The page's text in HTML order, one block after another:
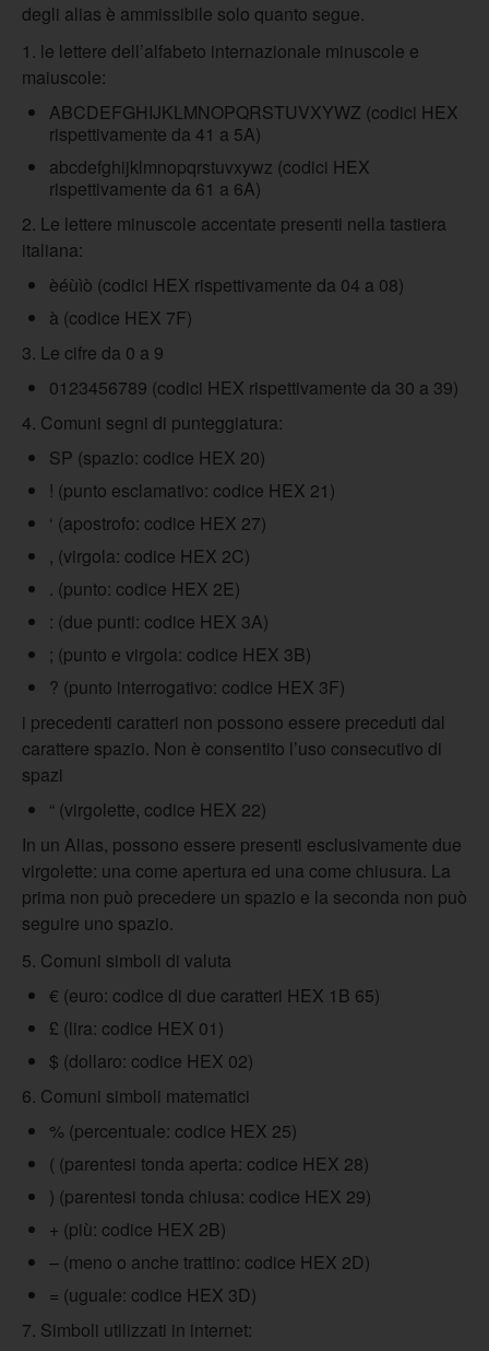
degli alias è ammissibile solo quanto segue.
1. le lettere dell’alfabeto internazionale minuscole e
maiuscole:
ABCDEFGHIJKLMNOPQRSTUVXYWZ (codici HEX
rispettivamente da 41 a 5A)
abcdefghijklmnopqrstuvxywz (codici HEX
rispettivamente da 61 a 6A)
2. Le lettere minuscole accentate presenti nella tastiera
italiana:
èéùìò (codici HEX rispettivamente da 04 a 08)
à (codice HEX 7F)
3. Le cifre da 0 a 9
0123456789 (codici HEX rispettivamente da 30 a 39)
4. Comuni segni di punteggiatura:
SP (spazio: codice HEX 20)
! (punto esclamativo: codice HEX 21)
‘ (apostrofo: codice HEX 27)
, (virgola: codice HEX 2C)
. (punto: codice HEX 2E)
: (due punti: codice HEX 3A)
; (punto e virgola: codice HEX 3B)
? (punto interrogativo: codice HEX 3F)
i precedenti caratteri non possono essere preceduti dal
carattere spazio. Non è consentito l’uso consecutivo di
spazi
“ (virgolette, codice HEX 22)
In un Alias, possono essere presenti esclusivamente due
virgolette: una come apertura ed una come chiusura. La
prima non può precedere un spazio e la seconda non può
seguire uno spazio.
5. Comuni simboli di valuta
€ (euro: codice di due caratteri HEX 1B 65)
£ (lira: codice HEX 01)
$ (dollaro: codice HEX 02)
6. Comuni simboli matematici
% (percentuale: codice HEX 25)
( (parentesi tonda aperta: codice HEX 28)
) (parentesi tonda chiusa: codice HEX 29)
+ (più: codice HEX 2B)
– (meno o anche trattino: codice HEX 2D)
= (uguale: codice HEX 3D)
7. Simboli utilizzati in internet: